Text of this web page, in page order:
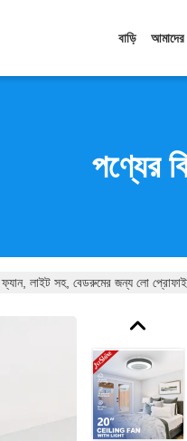
বাড়ি আমাদের
পণ্যের
ফ্যান, লাইট সহ, বেডরুমের জন্য লো